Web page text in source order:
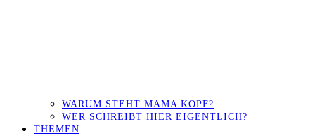
WARUM STEHT MAMA KOPF?
WER SCHREIBT HIER EIGENTLICH?
THEMEN